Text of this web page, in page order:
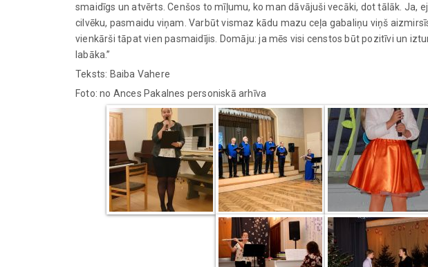
smaidīgs un atvērts. Cenšos to mīļumu, ko man dāvājuši vecāki, dot tālāk. Ja,
cilvēku, pasmaidu viņam. Varbūt vismaz kādu mazu ceļa gabaliņu viņš
vienkārši tāpat vien pasmaidījis. Domāju: ja mēs visi censtos būt pozitīvi un
labāka.”
Teksts: Baiba Vahere
Foto: no Ances Pakalnes personiskā arhīva